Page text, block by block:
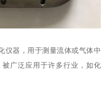
仪器，用于测量流体或气体中
广泛应用于许多行业，如化